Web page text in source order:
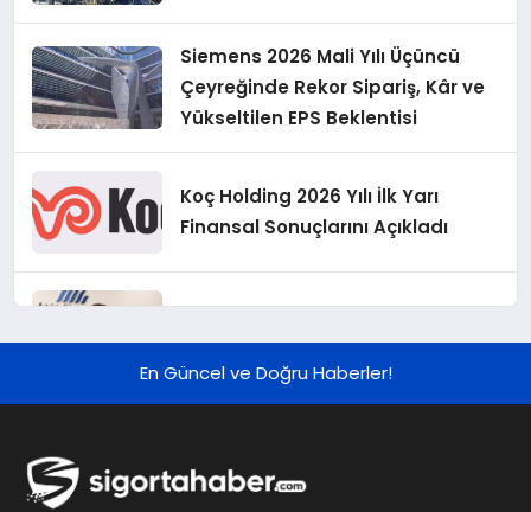
Siemens 2026 Mali Yılı Üçüncü
Çeyreğinde Rekor Sipariş, Kâr ve
Yükseltilen EPS Beklentisi
Koç Holding 2026 Yılı İlk Yarı
Finansal Sonuçlarını Açıkladı
Grup Müdürü Olarak Atandı
ürünleri uzun vadeyi tutuyor
En Güncel ve Doğru Haberler!